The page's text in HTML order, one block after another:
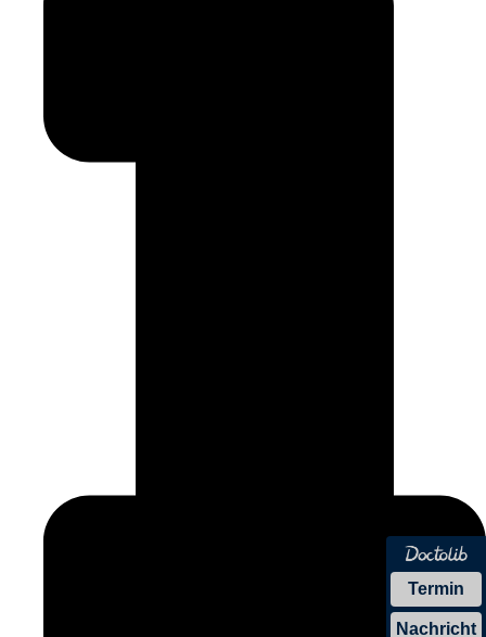
Termin
Nachricht